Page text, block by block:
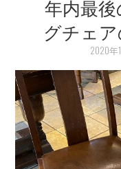
年内最
グチェ
2020年